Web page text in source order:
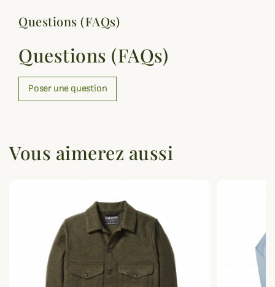
Questions (FAQs)
Questions (FAQs)
Poser une question
Vous aimerez aussi